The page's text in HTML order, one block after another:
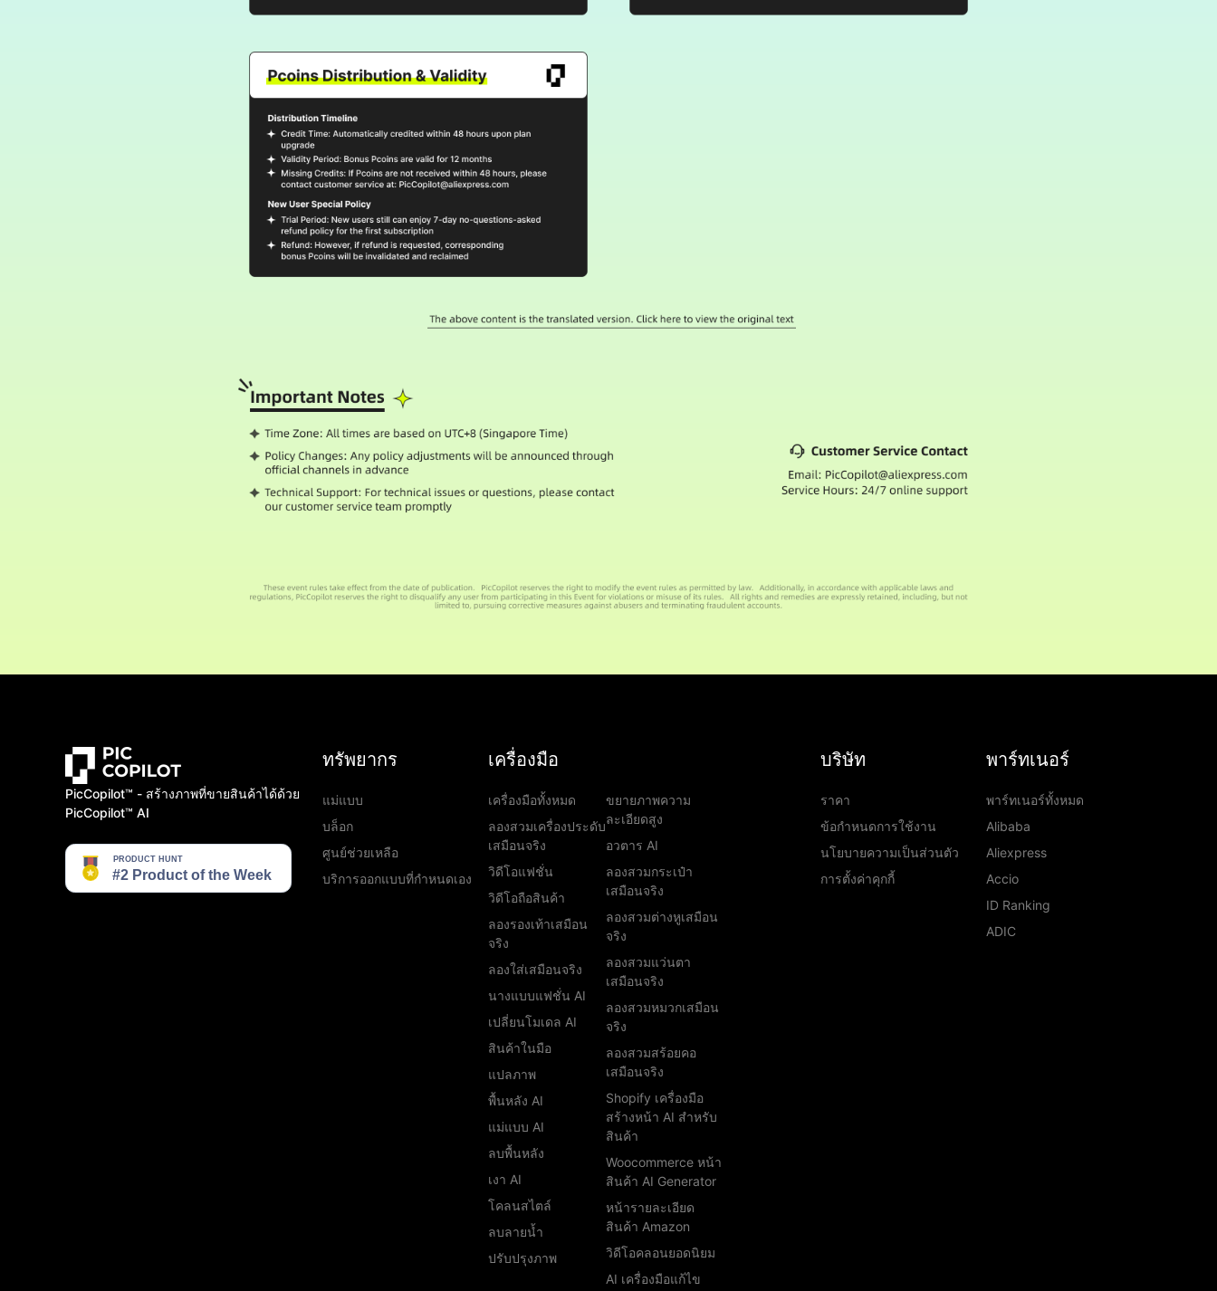
PicCopilot™️ - สร้างภาพที่ขายสินค้าได้ด้วย
PicCopilot™️ AI
ทรัพยากร
แม่แบบ
บล็อก
ศูนย์ช่วยเหลือ
บริการออกแบบที่กำหนดเอง
เครื่องมือ
เครื่องมือทั้งหมด
ลองสวมเครื่องประดับ
เสมือนจริง
วิดีโอแฟชั่น
วิดีโอถือสินค้า
ลองรองเท้าเสมือน
จริง
ลองใส่เสมือนจริง
นางแบบแฟชั่น AI
เปลี่ยนโมเดล AI
สินค้าในมือ
แปลภาพ
พื้นหลัง AI
แม่แบบ AI
ลบพื้นหลัง
เงา AI
โคลนสไตล์
ลบลายน้ำ
ปรับปรุงภาพ
ขยายภาพความ
ละเอียดสูง
อวตาร AI
ลองสวมกระเป๋า
เสมือนจริง
ลองสวมต่างหูเสมือน
จริง
ลองสวมแว่นตา
เสมือนจริง
ลองสวมหมวกเสมือน
จริง
ลองสวมสร้อยคอ
เสมือนจริง
Shopify เครื่องมือ
สร้างหน้า AI สำหรับ
สินค้า
Woocommerce หน้า
สินค้า AI Generator
หน้ารายละเอียด
สินค้า Amazon
วิดีโอคลอนยอดนิยม
AI เครื่องมือแก้ไข
บริษัท
ราคา
ข้อกำหนดการใช้งาน
นโยบายความเป็นส่วนตัว
การตั้งค่าคุกกี้
พาร์ทเนอร์
พาร์ทเนอร์ทั้งหมด
Alibaba
Aliexpress
Accio
ID Ranking
ADIC